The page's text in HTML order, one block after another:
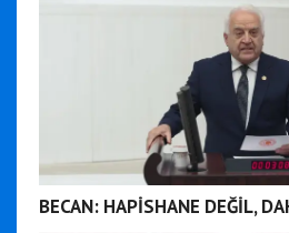
BECAN: HAPİSHANE DEĞİL,